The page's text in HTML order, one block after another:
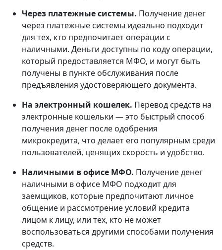
Через платежные системы. Получение денег
через платежные системы идеально подходит
для тех, кто предпочитает операции с
наличными. Деньги доступны по коду операции,
который предоставляется МФО, и могут быть
получены в пункте обслуживания после
предъявления удостоверяющего документа.
На электронный кошелек. Перевод средств на
электронные кошельки — это быстрый способ
получения денег после одобрения
микрокредита, что делает его популярным среди
пользователей, ценящих скорость и удобство.
Наличными в офисе МФО. Получение денег
наличными в офисе МФО подходит для
заемщиков, которые предпочитают личное
общение и рассмотрение условий кредита
лицом к лицу, или тех, кто не может
воспользоваться другими способами получения
средств.